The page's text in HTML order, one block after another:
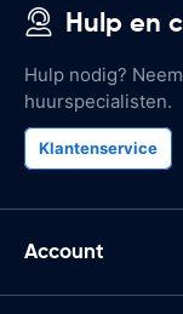
Hulp en
Hulp nodig?
huurspecialisten.
Klantenservice
Account